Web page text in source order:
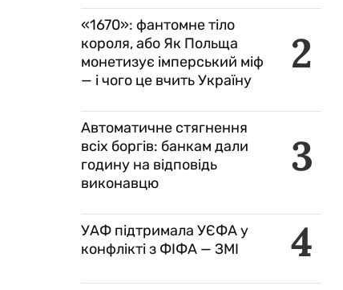
2
«1670»: фантомне тіло
короля, або Як Польща
монетизує імперський міф
— і чого це вчить Україну
3
Автоматичне стягнення
всіх боргів: банкам дали
годину на відповідь
виконавцю
4
УАФ підтримала УЄФА у
конфлікті з ФІФА — ЗМІ